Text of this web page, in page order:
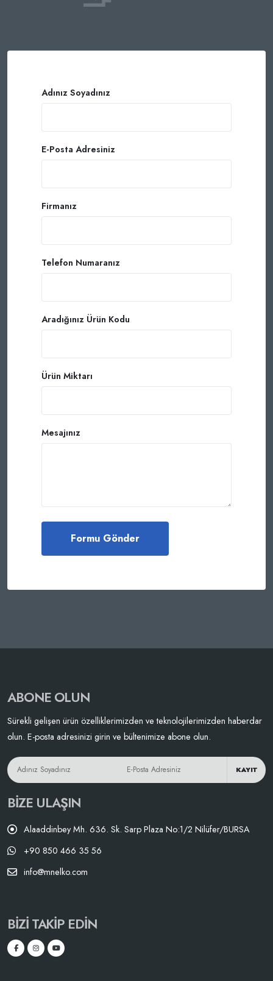
Adınız Soyadınız
E-Posta Adresiniz
Firmanız
Telefon Numaranız
Aradığınız Ürün Kodu
Ürün Miktarı
Mesajınız
ABONE OLUN
Sürekli gelişen ürün özelliklerimizden ve teknolojilerimizden haberdar
olun. E-posta adresinizi girin ve bültenimize abone olun.
KAYIT
BIZE ULAŞIN
Alaaddinbey Mh. 636. Sk. Sarp Plaza No:1/2 Nilüfer/BURSA
+90 850 466 35 56
info@mnelko.com
BIZI TAKIP EDIN